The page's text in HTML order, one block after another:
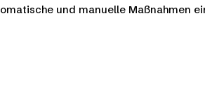
und manuelle Maßnahmen